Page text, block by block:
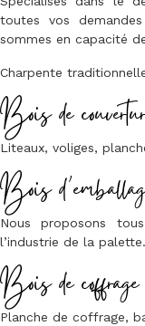
toutes vos
sommes en capacité
Charpente
Bois de
Liteaux, voliges,
Bois
Nous proposons
l’industrie de la
Bois de coffrage
Planche de coffrage,